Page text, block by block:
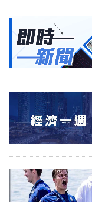
時
事
欄
訂
閱
區